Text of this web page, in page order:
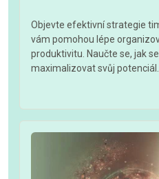
Objevte efektivní strategie
vám pomohou lépe
produktivitu. Naučte se, jak
maximalizovat svůj potenciál.